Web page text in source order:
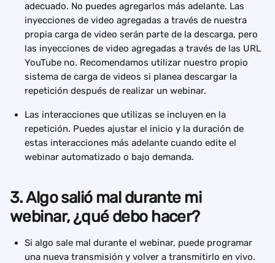
adecuado. No puedes agregarlos más adelante. Las
inyecciones de video agregadas a través de nuestra
propia carga de video serán parte de la descarga, pero
las inyecciones de video agregadas a través de las URL
YouTube no. Recomendamos utilizar nuestro propio
sistema de carga de videos si planea descargar la
repetición después de realizar un webinar.
Las interacciones que utilizas se incluyen en la
repetición. Puedes ajustar el inicio y la duración de
estas interacciones más adelante cuando edite el
webinar automatizado o bajo demanda.
3. Algo salió mal durante mi
webinar, ¿qué debo hacer?
Si algo sale mal durante el webinar, puede programar
una nueva transmisión y volver a transmitirlo en vivo.